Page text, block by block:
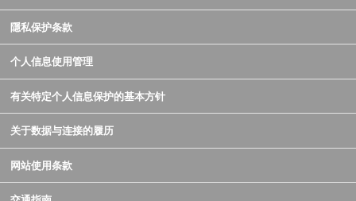
隱私保护条款
个人信息使用管理
有关特定个人信息保护的基本方针
关于数据与连接的履历
网站使用条款